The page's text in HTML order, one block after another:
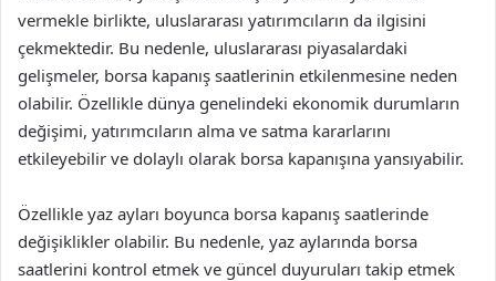
vermekle birlikte, uluslararası yatırımcıların da ilgisini
çekmektedir. Bu nedenle, uluslararası piyasalardaki
gelişmeler, borsa kapanış saatlerinin etkilenmesine neden
olabilir. Özellikle dünya genelindeki ekonomik durumların
değişimi, yatırımcıların alma ve satma kararlarını
etkileyebilir ve dolaylı olarak borsa kapanışına yansıyabilir.
Özellikle yaz ayları boyunca borsa kapanış saatlerinde
değişiklikler olabilir. Bu nedenle, yaz aylarında borsa
saatlerini kontrol etmek ve güncel duyuruları takip etmek